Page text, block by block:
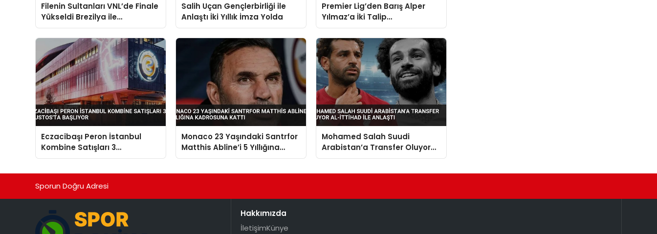
Filenin Sultanları VNL’de Finale
Yükseldi Brezilya ile
Karşılaşacak
Salih Uçan Gençlerbirliği ile
Anlaştı İki Yıllık İmza Yolda
Premier Lig’den Barış Alper
Yılmaz’a İki Talip
Galatasaray’ın Rekor Satışını
Zorlayabilir
Eczacibaşı Peron İstanbul
Kombine Satışları 3
Ağustos’ta Başlıyor
Monaco 23 Yaşındaki Santrfor
Matthis Abline’i 5 Yıllığına
Kadrosuna Kattı
Mohamed Salah Suudi
Arabistan’a Transfer Oluyor
Al-İttihad ile Anlaştı
Sporun Doğru Adresi
Hakkımızda
İletişimKünye